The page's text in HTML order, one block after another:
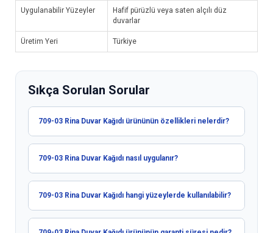
Uygulanabilir Yüzeyler
Hafif pürüzlü veya saten alçılı düz
duvarlar
Üretim Yeri Türkiye
Sıkça Sorulan Sorular
709-03 Rina Duvar Kağıdı ürününün özellikleri nelerdir?
709-03 Rina Duvar Kağıdı nasıl uygulanır?
709-03 Rina Duvar Kağıdı hangi yüzeylerde kullanılabilir?